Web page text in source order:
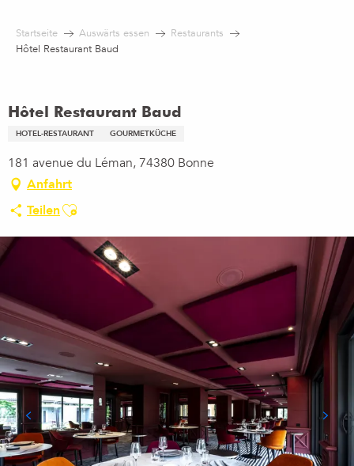
contenu
Startseite Auswärts essen
Restaurants
Hôtel Restaurant Baud
Hôtel Restaurant Baud
HOTEL-RESTAURANT GOURMETKÜCHE
181 avenue du Léman, 74380 Bonne
Anfahrt
TeilenAjouter aux favoris